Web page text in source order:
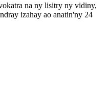
na ny lisitry ny vidiny,
izahay ao anatin'ny 24